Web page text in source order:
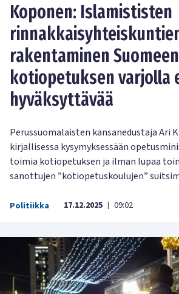
Koponen: Islamististen
rakentaminen Suomeen
kotiopetuksen varjolla
hyväksyttävää
Perussuomalaisten kansanedustaja Ari
kirjallisessa kysymyksessään
toimia kotiopetuksen ja ilman lupaa
sanottujen ”kotiopetuskoulujen”
Politiikka 17.12.2025 | 09:02